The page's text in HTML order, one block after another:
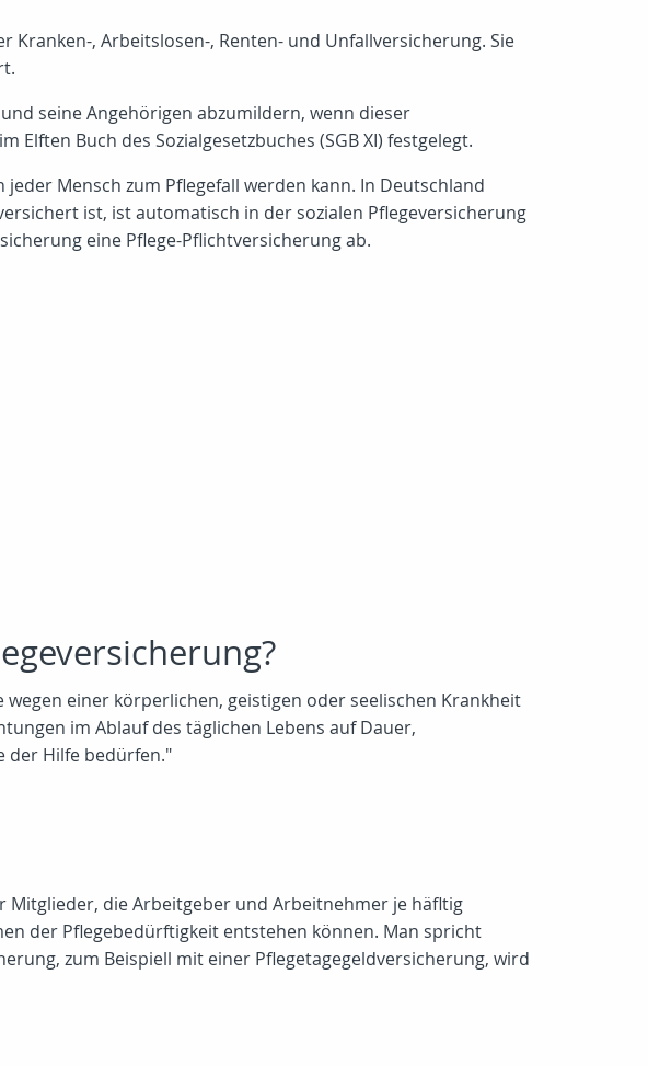
Kranken-, Arbeitslosen-, Renten- und Unfallversicherung. Sie
seine Angehörigen abzumildern, wenn dieser
Buch des Sozialgesetzbuches (SGB XI) festgelegt.
Mensch zum Pflegefall werden kann. In Deutschland
ist, ist automatisch in der sozialen Pflegeversicherung
eine Pflege-Pflichtversicherung ab.
einer körperlichen, geistigen oder seelischen Krankheit
im Ablauf des täglichen Lebens auf Dauer,
der Hilfe bedürfen."
Mitglieder, die Arbeitgeber und Arbeitnehmer je häfltig
der Pflegebedürftigkeit entstehen können. Man spricht
zum Beispiell mit einer Pflegetagegeldversicherung, wird